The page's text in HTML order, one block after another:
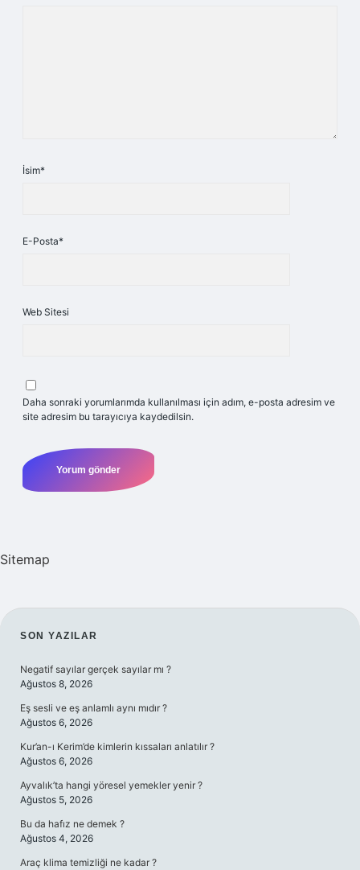
İsim*
E-Posta*
Web Sitesi
Daha sonraki yorumlarımda kullanılması için adım, e-posta adresim ve
site adresim bu tarayıcıya kaydedilsin.
Sitemap
SIDEBAR
SON YAZILAR
Negatif sayılar gerçek sayılar mı ?
Ağustos 8, 2026
Eş sesli ve eş anlamlı aynı mıdır ?
Ağustos 6, 2026
Kur’an-ı Kerim’de kimlerin kıssaları anlatılır ?
Ağustos 6, 2026
Ayvalık’ta hangi yöresel yemekler yenir ?
Ağustos 5, 2026
Bu da hafız ne demek ?
Ağustos 4, 2026
Araç klima temizliği ne kadar ?